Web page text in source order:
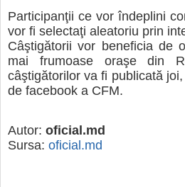
Participanţii ce vor îndeplini
vor fi selectaţi aleatoriu prin
Câştigătorii vor beneficia de
mai frumoase oraşe din
câştigătorilor va fi publicată
de facebook a CFM.
Autor: oficial.md
Sursa: oficial.md